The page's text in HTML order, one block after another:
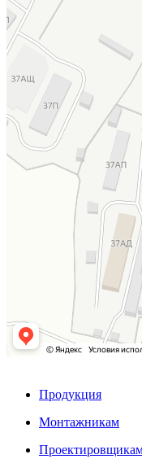
Продукция
Монтажникам